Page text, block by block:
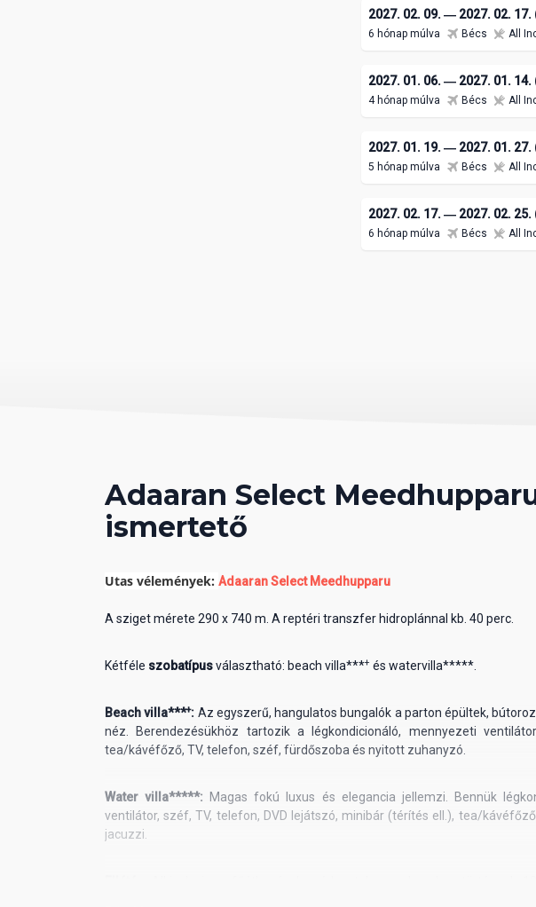
2027. 02. 09. ― 2027. 02.
6 hónap múlva Bécs All
2027. 01. 06. ― 2027. 01.
4 hónap múlva Bécs All
2027. 01. 19. ― 2027. 01.
5 hónap múlva Bécs All
2027. 02. 17. ― 2027. 02.
6 hónap múlva Bécs All
Adaaran Select
ismertető
Utas vélemények: Adaaran Select Meedhupparu
A sziget mérete 290 x 740 m. A reptéri transzfer hidroplánnal kb. 40 perc.
Kétféle szobatípusválasztható: beach villa***+ és watervilla*****.
Beach villa***+: Az egyszerű, hangulatos bungalók a parton épültek,
néz. Berendezésükhöz tartozik a légkondicionáló, mennyezeti
tea/kávéfőző, TV, telefon, széf, fürdőszoba és nyitott zuhanyzó.
Water villa*****: Magas fokú luxus és elegancia jellemzi. Bennük
ventilátor, széf, TV, telefon, DVD lejátszó, minibár (térítés ell.), tea/
jacuzzi.